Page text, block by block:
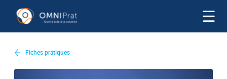
Fiches pratiques